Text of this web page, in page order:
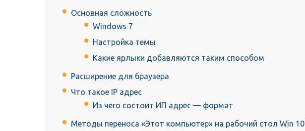
Основная сложность
Windows 7
Настройка темы
Какие ярлыки добавляются таким способом
Расширение для браузера
Что такое IP адрес
Из чего состоит ИП адрес — формат
Методы переноса «Этот компьютер» на рабочий стол Win 10